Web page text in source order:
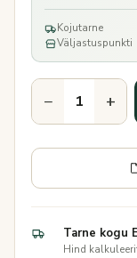
Kojutarne
Väljastuspunkti
− +
Tarne kogu
Hind